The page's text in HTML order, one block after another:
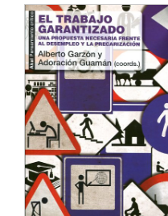
trabajo
>
Empleo
y
desempleo